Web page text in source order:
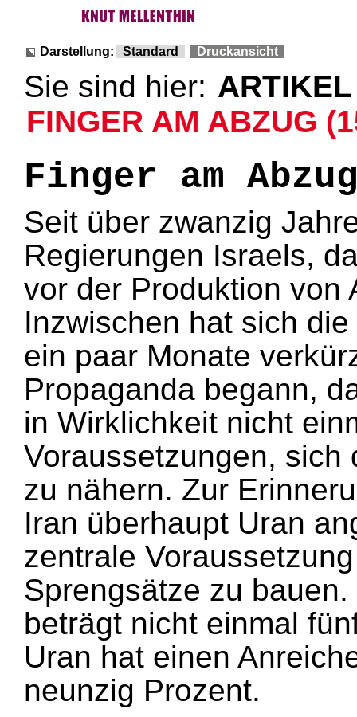
Darstellung: Standard Druckansicht
Sie sind hier: ARTIKEL
FINGER AM ABZUG
Finger am
Seit über zwanzig
Regierungen Israels,
vor der Produktion von
Inzwischen hat sich
ein paar Monate
Propaganda begann,
in Wirklichkeit nicht
Voraussetzungen, sich
zu nähern. Zur
Iran überhaupt Uran
zentrale
Sprengsätze zu
beträgt nicht einmal
Uran hat einen
neunzig Prozent.